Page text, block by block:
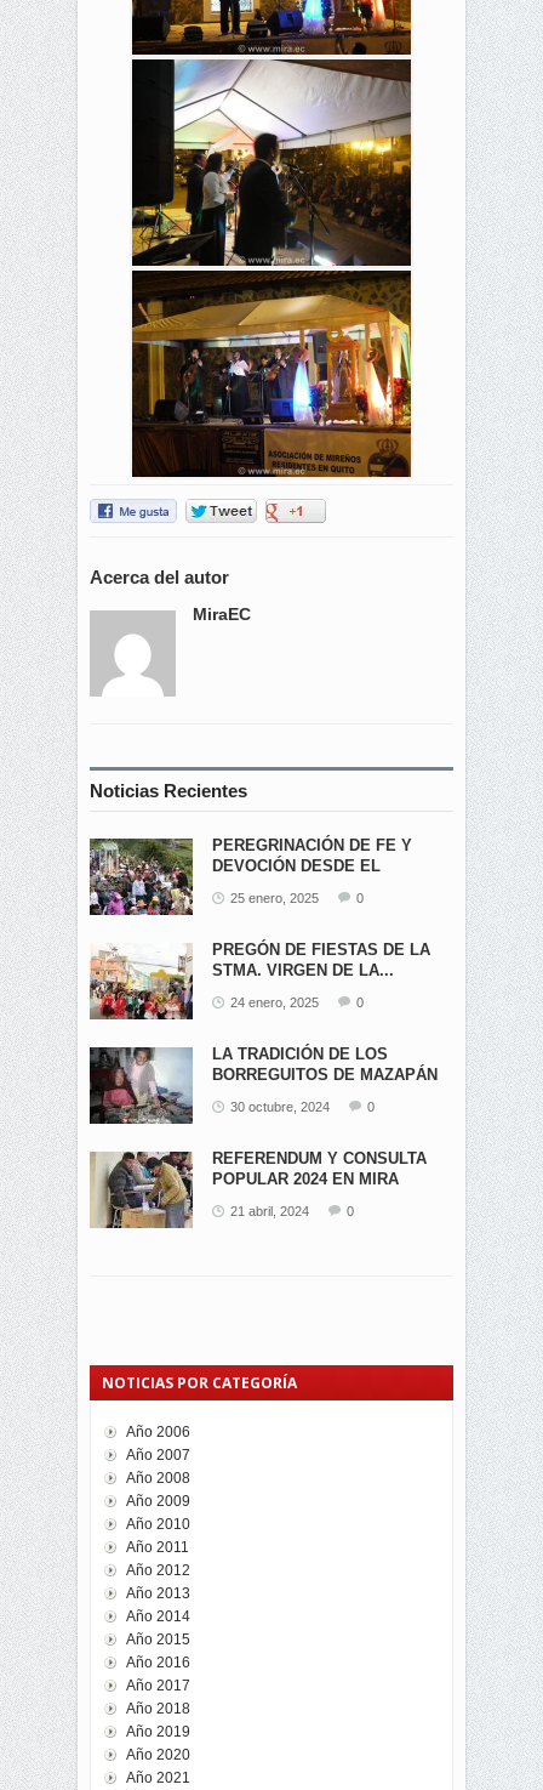
Acerca del autor
MiraEC
Noticias Recientes
PEREGRINACIÓN DE FE Y
DEVOCIÓN DESDE EL
25 enero, 2025 0
PREGÓN DE FIESTAS DE LA
STMA. VIRGEN DE LA...
24 enero, 2025 0
LA TRADICIÓN DE LOS
BORREGUITOS DE MAZAPÁN
30 octubre, 2024 0
REFERENDUM Y CONSULTA
POPULAR 2024 EN MIRA
21 abril, 2024 0
NOTICIAS POR CATEGORÍA
Año 2006
Año 2007
Año 2008
Año 2009
Año 2010
Año 2011
Año 2012
Año 2013
Año 2014
Año 2015
Año 2016
Año 2017
Año 2018
Año 2019
Año 2020
Año 2021